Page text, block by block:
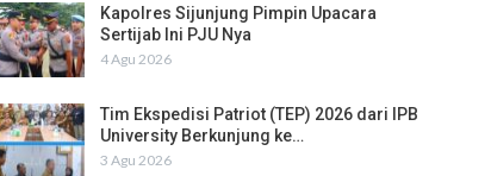
Kapolres Sijunjung Pimpin Upacara
Sertijab Ini PJU Nya
4 Agu 2026
Tim Ekspedisi Patriot (TEP) 2026 dari IPB
University Berkunjung ke…
3 Agu 2026